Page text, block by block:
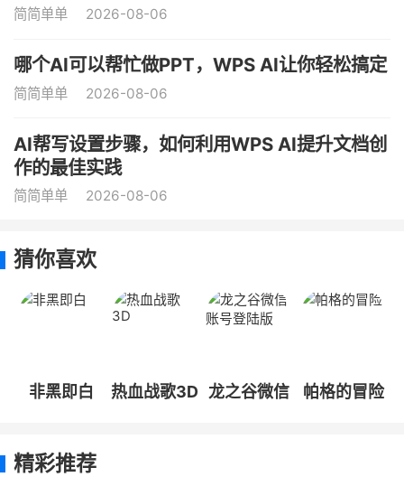
简简单单 2026-08-06
哪个AI可以帮忙做PPT，WPS AI让你轻松搞定
简简单单 2026-08-06
AI帮写设置步骤，如何利用WPS AI提升文档创
作的最佳实践
简简单单 2026-08-06
猜你喜欢
非黑即白 热血战歌3D 龙之谷微信
帕格的冒险
精彩推荐